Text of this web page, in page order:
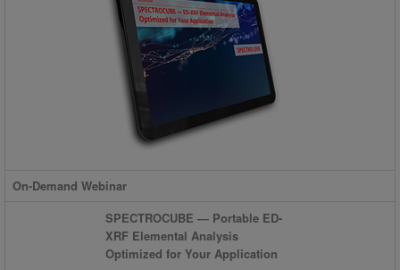
On-Demand Webinar
SPECTROCUBE — Portable ED-
XRF Elemental Analysis
Optimized for Your Application